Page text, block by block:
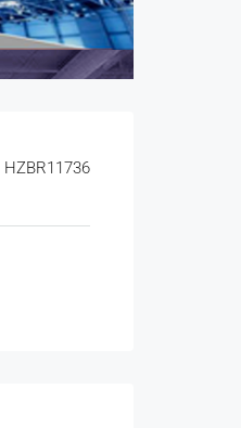
HZBR11736